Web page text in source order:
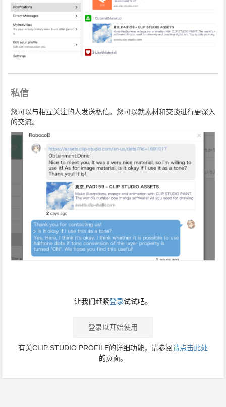
私信
您可以与相互关注的人发送私信。您可以就素材和交谈进行更深入
的交流。
让我们赶紧登录试试吧。
登录以开始使用
有关CLIP STUDIO PROFILE的详细功能，请参阅请点击此处
的页面。